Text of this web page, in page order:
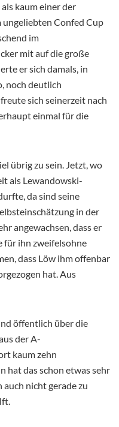
kaum einer der
Confed Cup
im
mit auf die große
er sich damals, in
noch deutlich
sich seinerzeit nach
einmal für die
übrig zu sein. Jetzt, wo
als Lewandowski-
da sind seine
in der
angewachsen, dass er
für ihn zweifelsohne
dass Löw ihm offenbar
hat. Aus
öffentlich über die
der A-
kaum zehn
hat das schon etwas sehr
nicht gerade zu